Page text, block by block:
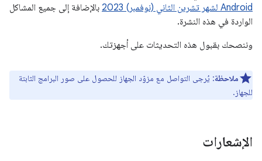
Android لشهر تشرين الثاني (نوفمبر) 2023
بالإضافة إلى جميع المشاكل
الواردة في هذه النشرة.
وننصحك بقبول هذه التحديثات على أجهزتك.
ملاحظة: يُرجى التواصل مع مزوّد الجهاز للحصول على صور البرامج الثابتة
للجهاز.
الإشعارات